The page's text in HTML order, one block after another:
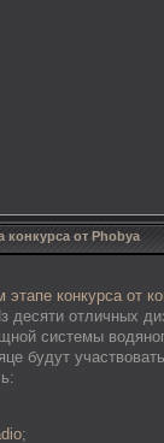
конкурса от Phobya
этапе конкурса от
десяти отличных
системы
будут
;